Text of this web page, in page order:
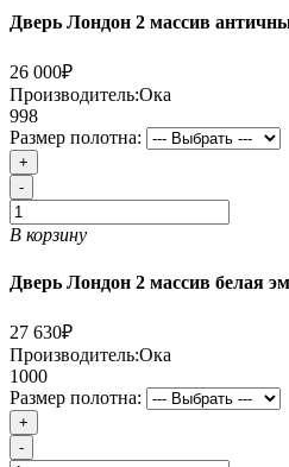
Дверь Лондон 2 массив
26 000₽
Производитель:Ока
998
Размер полотна:
+
-
В корзину
Дверь Лондон 2 массив белая
27 630₽
Производитель:Ока
1000
Размер полотна:
+
-